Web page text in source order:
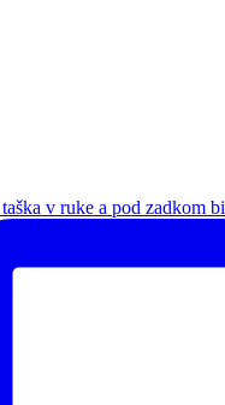
v ruke a pod zadkom